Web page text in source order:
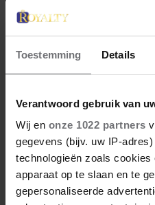
Toestemming Details
Verantwoord gebruik van
Wij en onze 1022 partners
gegevens (bijv. uw IP-
technologieën zoals cookies
apparaat op te slaan en te
gepersonaliseerde